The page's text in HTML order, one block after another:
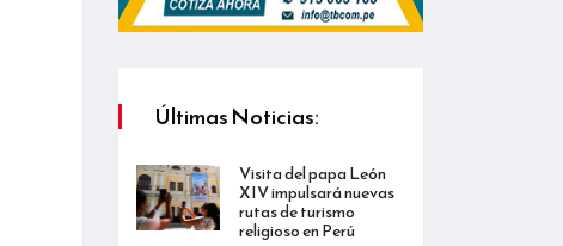
Últimas Noticias:
Visita del papa León
XIV impulsará nuevas
rutas de turismo
religioso en Perú